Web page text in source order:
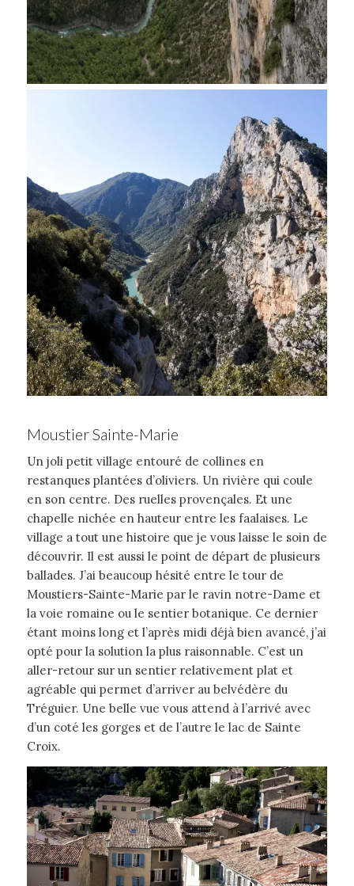
Moustier Sainte-Marie
Un joli petit village entouré de collines en
restanques plantées d’oliviers. Un rivière qui coule
en son centre. Des ruelles provençales. Et une
chapelle nichée en hauteur entre les faalaises. Le
village a tout une histoire que je vous laisse le soin de
découvrir. Il est aussi le point de départ de plusieurs
ballades. J’ai beaucoup hésité entre le tour de
Moustiers-Sainte-Marie par le ravin notre-Dame et
la voie romaine ou le sentier botanique. Ce dernier
étant moins long et l’après midi déjà bien avancé, j’ai
opté pour la solution la plus raisonnable. C’est un
aller-retour sur un sentier relativement plat et
agréable qui permet d’arriver au belvédère du
Tréguier. Une belle vue vous attend à l’arrivé avec
d’un coté les gorges et de l’autre le lac de Sainte
Croix.